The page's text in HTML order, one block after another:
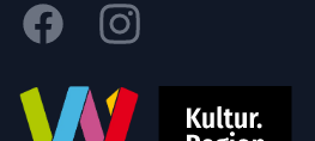
Facebook Instagram